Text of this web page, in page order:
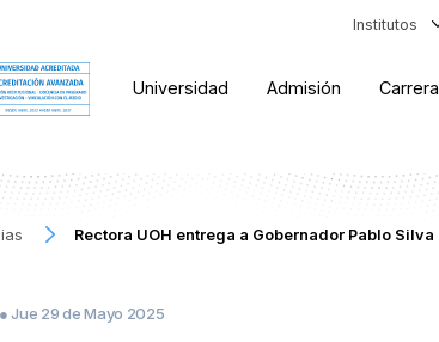
Institutos
Universidad Admisión
Rectora UOH entrega a Gobernador Pablo
● Jue 29 de Mayo 2025